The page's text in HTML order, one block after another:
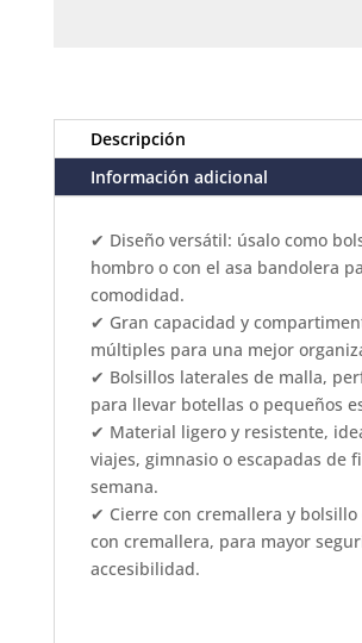
Descripción
Información adicional
✔ Diseño versátil: úsalo como
hombro o con el asa bandolera
comodidad.
✔ Gran capacidad y
múltiples para una mejor
✔ Bolsillos laterales de malla,
para llevar botellas o pequeños
✔ Material ligero y resistente,
viajes, gimnasio o escapadas de
semana.
✔ Cierre con cremallera y
con cremallera, para mayor
accesibilidad.